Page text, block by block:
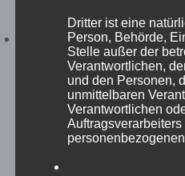
a) Recht auf Bestätigung
Jede betroffene Person hat
Richtlinien- und
von dem für die
Bestätigung darüber zu
personenbezogene Daten
eine betroffene Person
Dritter ist eine
Person, Behörde,
Stelle außer der
Verantwortlichen,
und den Personen,
unmittelbaren
Verantwortlichen